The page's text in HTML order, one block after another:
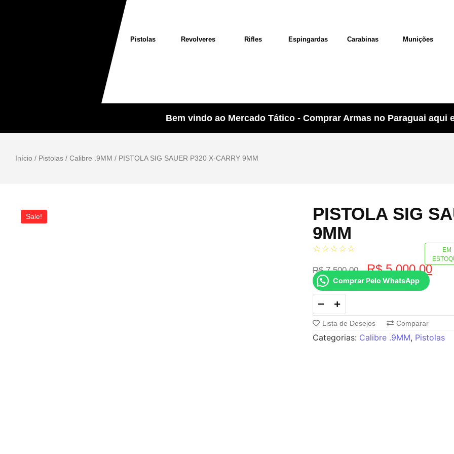
Pistolas Revolveres Rifles Espingardas Carabinas Munições
Bem vindo ao Mercado Tático - Comprar Armas no Paraguai aqui
Início / Pistolas / Calibre .9MM / PISTOLA SIG SAUER P320 X-CARRY 9MM
Sale!
PISTOLA SIG
9MM
☆☆☆☆☆
EM
R$7.500,00 R$5.000,00
Comprar Pelo WhatsApp
Lista de Desejos Comparar
Categorias: Calibre .9MM, Pistolas